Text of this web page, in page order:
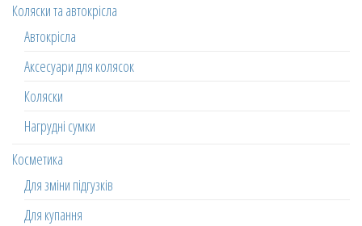
Коляски та автокрісла
Автокрісла
Аксесуари для колясок
Коляски
Нагрудні сумки
Косметика
Для зміни підгузків
Для купання